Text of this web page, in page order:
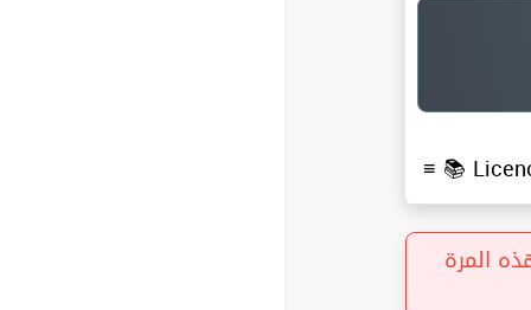
≡ 📚
المرة